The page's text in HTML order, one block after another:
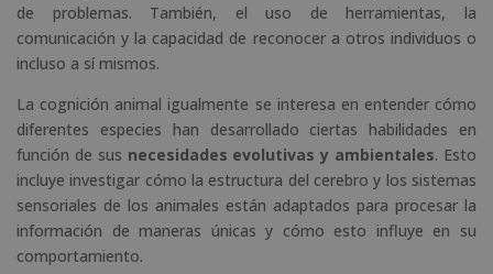
de problemas. También, el uso de herramientas, la
comunicación y la capacidad de reconocer a otros individuos o
incluso a sí mismos.
La cognición animal igualmente se interesa en entender cómo
diferentes especies han desarrollado ciertas habilidades en
función de sus necesidades evolutivas y ambientales. Esto
incluye investigar cómo la estructura del cerebro y los sistemas
sensoriales de los animales están adaptados para procesar la
información de maneras únicas y cómo esto influye en su
comportamiento.